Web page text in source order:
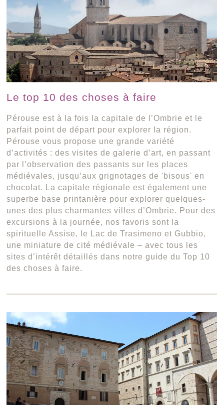
Le top 10 des choses à faire
Pérouse est à la fois la capitale de l’Ombrie et le
parfait point de départ pour explorer la région.
Pérouse vous propose une grande variété
d’activités : des visites de galerie d’art, en passant
par l’observation des passants sur les places
médiévales, jusqu’aux grignotages de 'bisous' en
chocolat. La capitale régionale est également une
superbe base printanière pour explorer quelques-
unes des plus charmantes villes d’Ombrie. Pour des
excursions à la journée, nos favoris sont la
spirituelle Assise, le Lac de Trasimeno et Gubbio,
une miniature de cité médiévale – avec tous les
sites d’intérêt détaillés dans notre guide du Top 10
des choses à faire.